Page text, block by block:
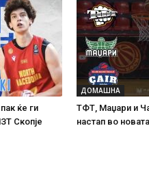
ќе ги
Скопје
ДОМАШНА
ТФТ, Маџари и
настап во